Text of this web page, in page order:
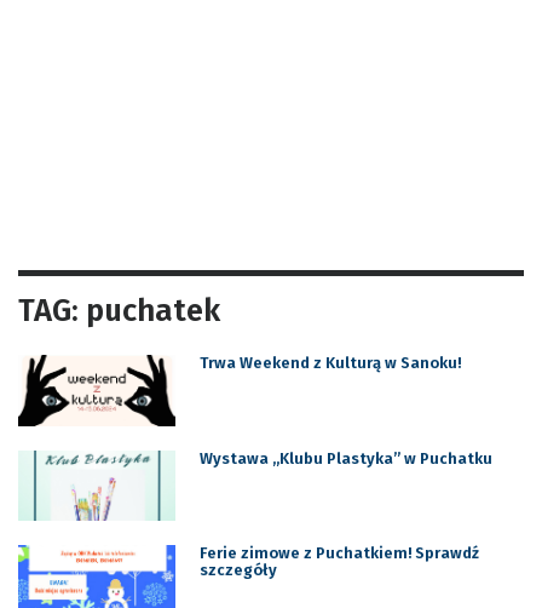
TAG: puchatek
Trwa Weekend z Kulturą w Sanoku!
Wystawa „Klubu Plastyka” w Puchatku
Ferie zimowe z Puchatkiem! Sprawdź
szczegóły